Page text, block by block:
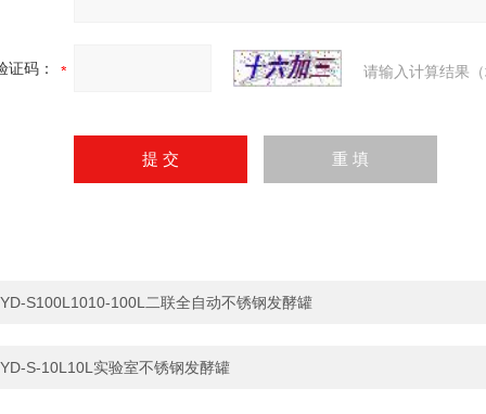
证码： 请输入计算结果
YD-S100L1010-100L二联全自动不锈钢发酵罐
YD-S-10L10L实验室不锈钢发酵罐